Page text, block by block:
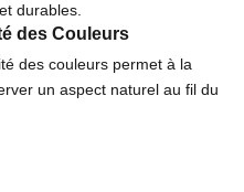
durables.
des Couleurs
des couleurs permet à la
un aspect naturel au fil du